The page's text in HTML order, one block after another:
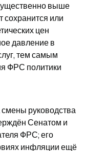
выше
сохранится или
цен
давление в
тем самым
ФРС политики
руководства
Сенатом и
ФРС; его
инфляции ещё